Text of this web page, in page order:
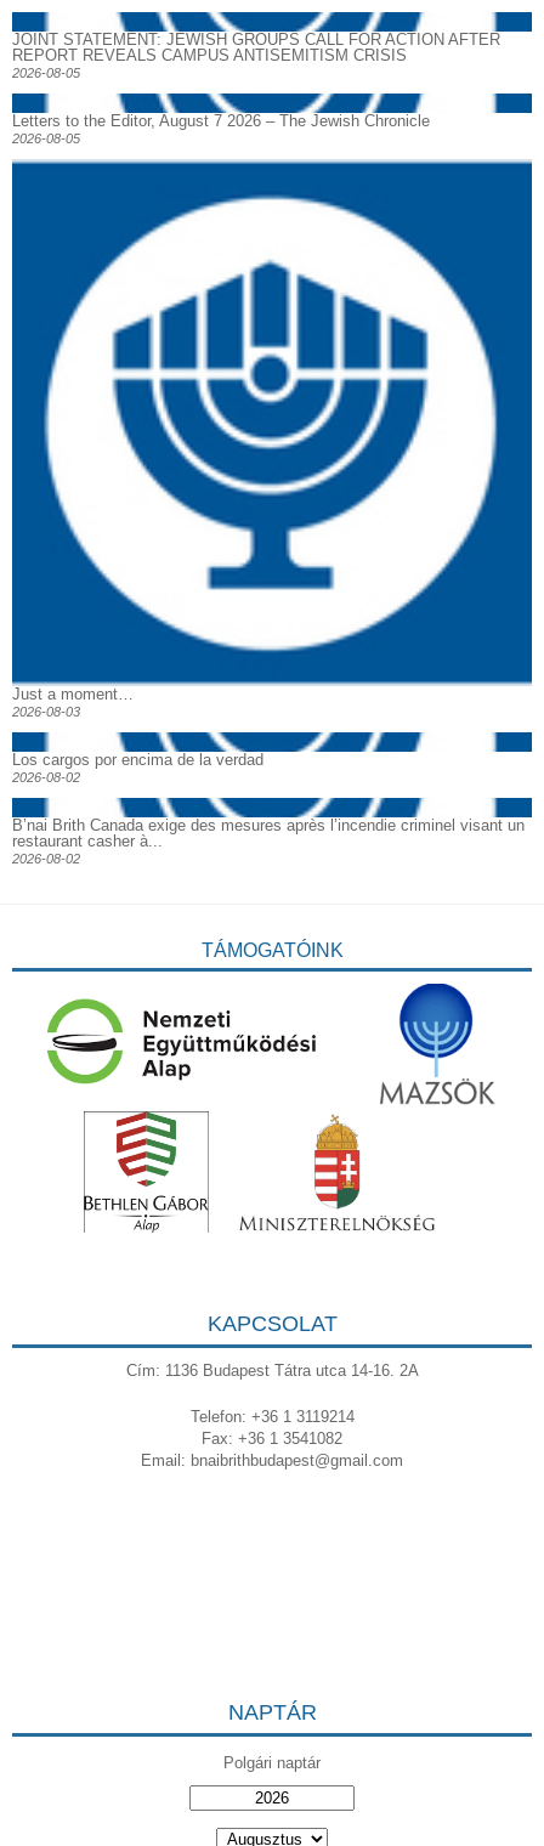
JOINT STATEMENT: JEWISH GROUPS CALL FOR ACTION AFTER
REPORT REVEALS CAMPUS ANTISEMITISM CRISIS
2026-08-05
Letters to the Editor, August 7 2026 – The Jewish Chronicle
2026-08-05
Just a moment…
2026-08-03
Los cargos por encima de la verdad
2026-08-02
B’nai Brith Canada exige des mesures après l’incendie criminel visant un
restaurant casher à...
2026-08-02
TÁMOGATÓINK
KAPCSOLAT
Cím: 1136 Budapest Tátra utca 14-16. 2A
Telefon: +36 1 3119214
Fax: +36 1 3541082
Email: bnaibrithbudapest@gmail.com
NAPTÁR
Polgári naptár